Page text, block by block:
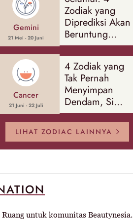
Gemini
21 Mei - 20 Juni
Zodiak yang
Diprediksi Akan
Beruntung
Sepanjang
Agustus 2026
Cancer
21 Juni - 22 Juli
4 Zodiak yang
Tak Pernah
Menyimpan
Dendam, Si
Paling Mudah
Memaafkan!
LIHAT ZODIAC LAINNYA
Ruang untuk komunitas Beautynesia.